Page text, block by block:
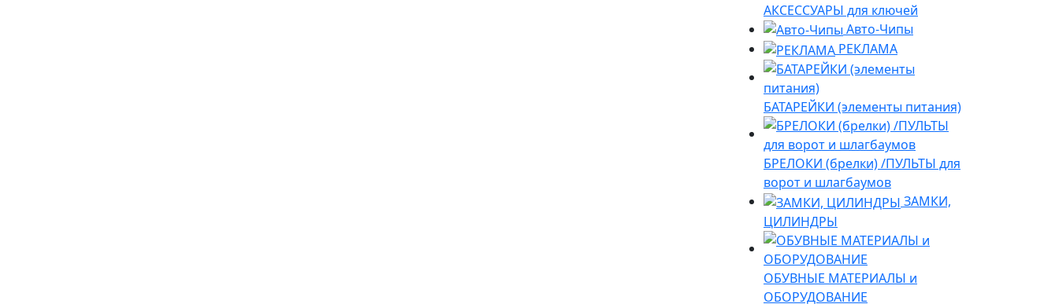
АКСЕССУАРЫ для ключей
Авто-Чипы
РЕКЛАМА
БАТАРЕЙКИ (элементы питания)
БРЕЛОКИ (брелки) /ПУЛЬТЫ для
ворот и шлагбаумов
ЗАМКИ,
ЦИЛИНДРЫ
ОБУВНЫЕ МАТЕРИАЛЫ и
ОБОРУДОВАНИЕ